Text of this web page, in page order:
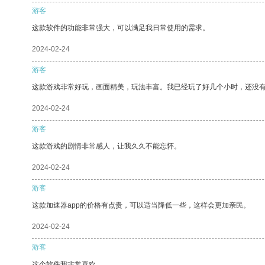
游客
这款软件的功能非常强大，可以满足我日常使用的需求。
2024-02-24
游客
这款游戏非常好玩，画面精美，玩法丰富。我已经玩了好几个小时，还没
2024-02-24
游客
这款游戏的剧情非常感人，让我久久不能忘怀。
2024-02-24
游客
这款加速器app的价格有点贵，可以适当降低一些，这样会更加亲民。
2024-02-24
游客